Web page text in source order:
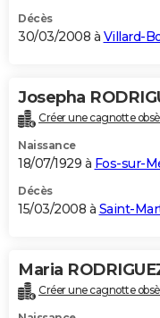
Décès
30/03/2008 à Villard-
Josepha
Créer une cagnotte
Naissance
18/07/1929 à Fos-sur-
Décès
15/03/2008 à Saint-
Maria
Créer une cagnotte